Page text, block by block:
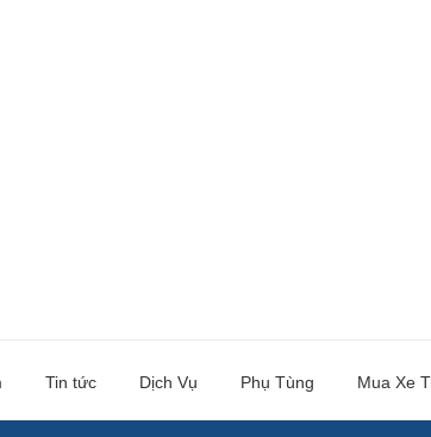
Tin tức Dịch Vụ Phụ Tùng Mua Xe